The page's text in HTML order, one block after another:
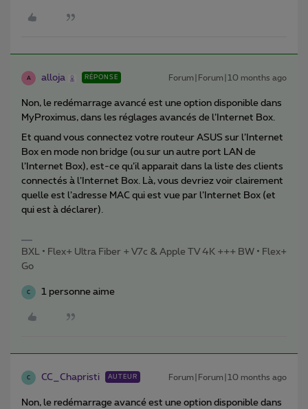
A alloja RÉPONSE Forum|Forum|10 months ago
Non, le redémarrage avancé est une option disponible dans
MyProximus, dans les réglages avancés de l’Internet Box.
Et quand vous connectez votre routeur ASUS sur l’Internet
Box en mode non bridge (ou sur un autre port LAN de
l’Internet Box), est-ce qu’il apparait dans la liste des clients
connectés à l’Internet Box. Là, vous devriez voir clairement
quelle est l’adresse MAC qui est vue par l’Internet Box (et
qui est à déclarer).
BXL • Flex+ Ultra Fiber + V7c & Apple TV 4K +++ BW • Flex+
Go
C 1 personne aime
C CC_Chapristi AUTEUR Forum|Forum|10 months ago
Non, le redémarrage avancé est une option disponible dans